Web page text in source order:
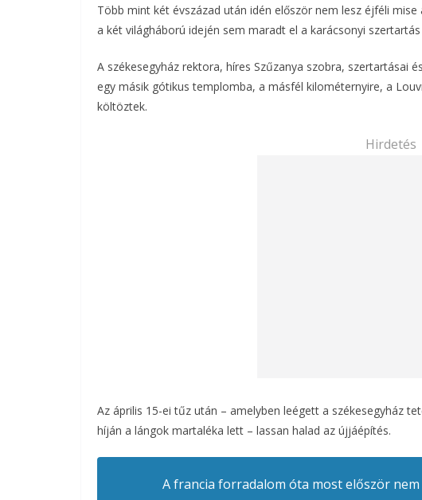
Több mint két évszázad után idén először nem lesz éjféli
a két világháború idején sem maradt el a karácsonyi
A székesegyház rektora, híres Szűzanya szobra, szertartásai
egy másik gótikus templomba, a másfél kilométernyire, a
költöztek.
Hirdetés
Az április 15-ei tűz után – amelyben leégett a székesegyház
híján a lángok martaléka lett – lassan halad az újjáépítés.
A francia forradalom óta most először nem